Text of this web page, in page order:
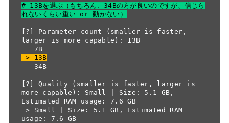
# 13Bを選ぶ（もちろん、34Bの方が良いのですが、信じら
れないくらい重い or 動かない）
[?] Parameter count (smaller is faster,
larger is more capable): 13B
> 13B
[?] Quality (smaller is faster, larger is
more capable): Small | Size: 5.1 GB,
Estimated RAM usage: 7.6 GB
> Small | Size: 5.1 GB, Estimated RAM
usage: 7.6 GB